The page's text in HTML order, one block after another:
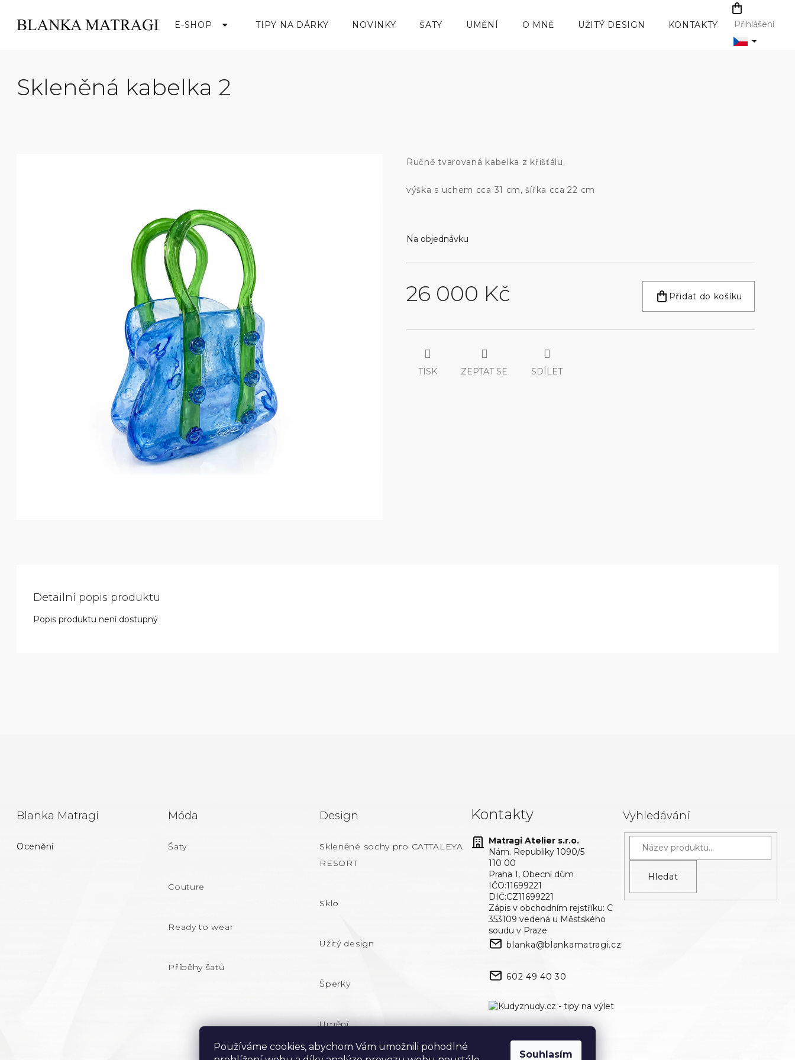
Používáme cookies, abychom Vám umožnili pohodlné
Souhlasím
obsah
E-SHOP TIPY NA DÁRKY NOVINKY ŠATY UMĚNÍ O MNĚ UŽITÝ DESIGN KONTAKTY
NÁKUPNÍ
KOŠÍK
Přihlášení
Skleněná kabelka 2
26 000 Kč
Na objednávku
Přidat do košíku
Ručně tvarovaná kabelka z křišťálu.
výška s uchem cca 31 cm, šířka cca 22 cm
TISK ZEPTAT SE SDÍLET
Detailní popis produktu
Popis produktu není dostupný
Blanka Matragi
Ocenění
Móda
Šaty
Couture
Ready to wear
Příběhy šatů
Design
Skleněné sochy pro CATTALEYA
RESORT
Sklo
Užitý design
Šperky
Umění
Kontakty
Matragi Atelier s.r.o.
Nám. Republiky 1090/5
110 00
Praha 1, Obecní dům
IČO:11699221
DIČ:CZ11699221
Zápis v obchodním rejstříku: C
353109 vedená u Městského
soudu v Praze
blanka@blankamatragi.cz
602 49 40 30
Vyhledávání
Hledat